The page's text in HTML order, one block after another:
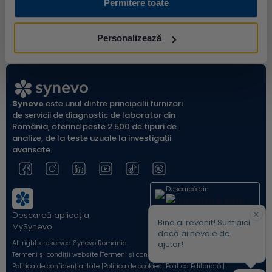
Permitere toate
Personalizează
Analist Date Medicale și Flux Probe
Synevoeste unul dintre principalii furnizori
de servicii de diagnostic de laborator din
România, oferind peste 2.500 de tipuri de
analize, de la teste uzuale la investigații
avansate.
Descarcă aplicația
MySynevo
Descarcă din
All rights reserved Synevo Romania.
Termeni și condiții website |Termeni și condiții Shop Online |
Politica de confidențialitate |Politica de cookies |Politica Editorială |
Bine ai revenit! Sunt aici
dacă ai nevoie de
ajutor!